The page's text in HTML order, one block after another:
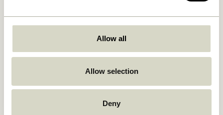
Allow all
Allow selection
Deny
Mush Bordlampe Mini Lys
1.399,00kr.